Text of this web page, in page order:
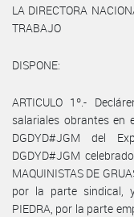
LA DIRECTORA
TRABAJO
DISPONE:
ARTICULO 1º.-
salariales obrantes en
DGDYD#JGM del
DGDYD#JGM
MAQUINISTAS DE
por la parte sindical,
PIEDRA, por la parte